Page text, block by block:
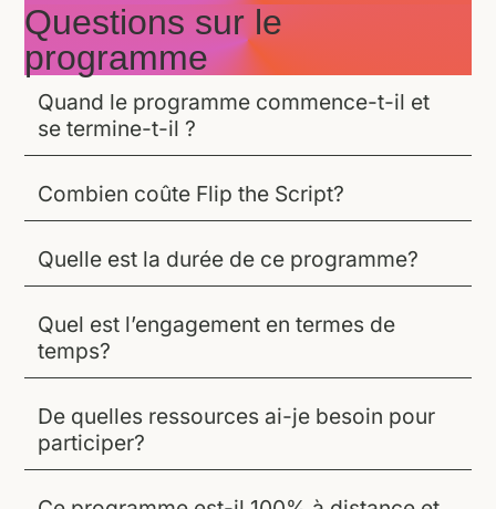
Questions sur le
programme
Quand le programme commence-t-il et
se termine-t-il ?
Combien coûte Flip the Script?
Quelle est la durée de ce programme?
Quel est l’engagement en termes de
temps?
De quelles ressources ai-je besoin pour
participer?